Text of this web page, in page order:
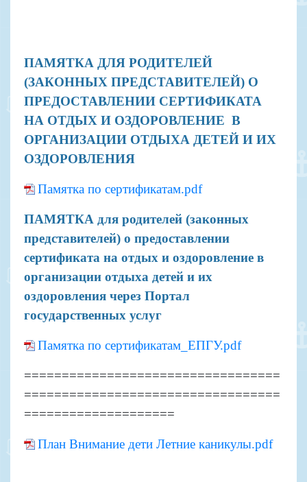
ПАМЯТКА ДЛЯ РОДИТЕЛЕЙ
(ЗАКОННЫХ ПРЕДСТАВИТЕЛЕЙ) О
ПРЕДОСТАВЛЕНИИ СЕРТИФИКАТА
НА ОТДЫХ И ОЗДОРОВЛЕНИЕ В
ОРГАНИЗАЦИИ ОТДЫХА ДЕТЕЙ И ИХ
ОЗДОРОВЛЕНИЯ
Памятка по сертификатам.pdf
ПАМЯТКА для родителей (законных
представителей) о предоставлении
сертификата на отдых и оздоровление в
организации отдыха детей и их
оздоровления через Портал
государственных услуг
Памятка по сертификатам_ЕПГУ.pdf
==================================
==================================
====================
План Внимание дети Летние каникулы.pdf